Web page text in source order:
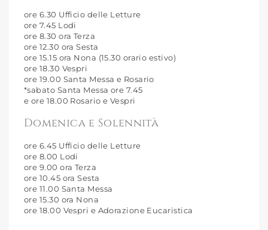
ore 6.30 Ufficio delle Letture
ore 7.45 Lodi
ore 8.30 ora Terza
ore 12.30 ora Sesta
ore 15.15 ora Nona (15.30 orario estivo)
ore 18.30 Vespri
ore 19.00 Santa Messa e Rosario
*sabato Santa Messa ore 7.45
e ore 18.00 Rosario e Vespri
Domenica e Solennità
ore 6.45 Ufficio delle Letture
ore 8.00 Lodi
ore 9.00 ora Terza
ore 10.45 ora Sesta
ore 11.00 Santa Messa
ore 15.30 ora Nona
ore 18.00 Vespri e Adorazione Eucaristica